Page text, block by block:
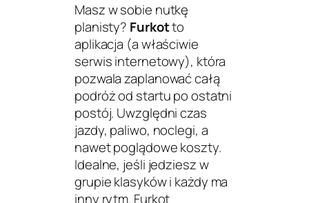
Masz w sobie nutkę
planisty? Furkotto
aplikacja (a właściwie
serwis internetowy), która
pozwala zaplanować całą
podróż od startu po ostatni
postój. Uwzględni czas
jazdy, paliwo, noclegi, a
nawet poglądowe koszty.
Idealne, jeśli jedziesz w
grupie klasyków i każdy ma
inny rytm. Furkot